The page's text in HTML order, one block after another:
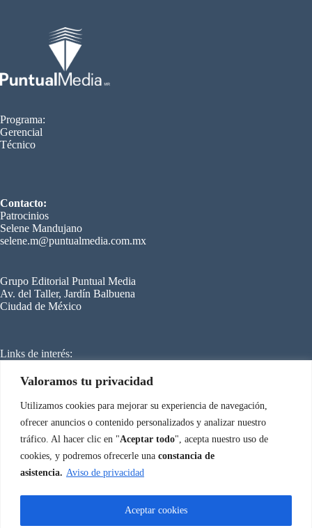
Valoramos tu privacidad
Utilizamos cookies para mejorar su experiencia de navegación,
ofrecer anuncios o contenido personalizados y analizar nuestro
tráfico. Al hacer clic en "Aceptar todo", acepta nuestro uso de
cookies, y podremos ofrecerle una constancia de
asistencia. Aviso de privacidad
Aceptar cookies
Programa:
Gerencial
Técnico
Contacto:
Patrocinios
Selene Mandujano
selene.m@puntualmedia.com.mx
Grupo Editorial Puntual Media
Av. del Taller, Jardín Balbuena
Ciudad de México
Links de interés:
Cero Grados
Energy Management
Aviso de privacidad
Congreso Internacional de Climatización © 2026